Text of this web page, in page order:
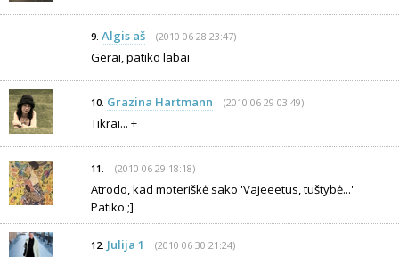
9. Algis aš (2010 06 28 23:47)
Gerai, patiko labai
10. Grazina Hartmann (2010 06 29 03:49)
Tikrai... +
11. (2010 06 29 18:18)
Atrodo, kad moteriškė sako 'Vajeeetus, tuštybė...'
Patiko.;]
12. Julija 1 (2010 06 30 21:24)